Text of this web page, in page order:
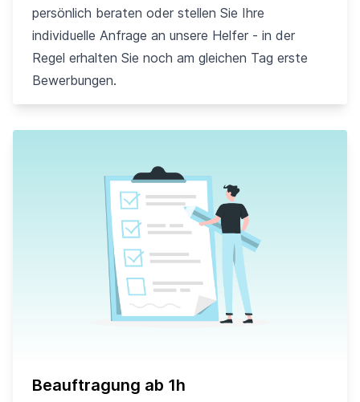
persönlich beraten oder stellen Sie Ihre
individuelle Anfrage an unsere Helfer - in der
Regel erhalten Sie noch am gleichen Tag erste
Bewerbungen.
Beauftragung ab 1h